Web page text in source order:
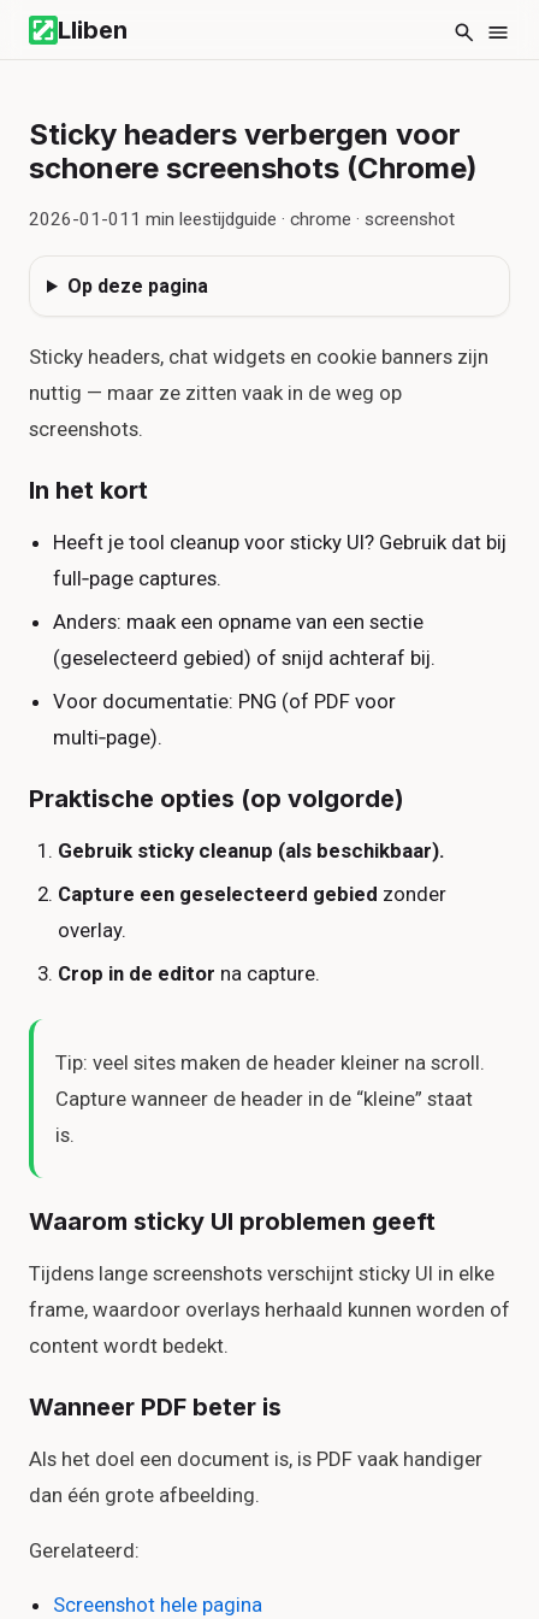
Lliben
Sticky headers verbergen voor
schonere screenshots (Chrome)
2026-01-01 1 min leestijdguide · chrome · screenshot
Op deze pagina
Sticky headers, chat widgets en cookie banners zijn
nuttig — maar ze zitten vaak in de weg op
screenshots.
In het kort
Heeft je tool cleanup voor sticky UI? Gebruik dat bij
full‑page captures.
Anders: maak een opname van een sectie
(geselecteerd gebied) of snijd achteraf bij.
Voor documentatie: PNG (of PDF voor
multi‑page).
Praktische opties (op volgorde)
Gebruik sticky cleanup (als beschikbaar).
Capture een geselecteerd gebied zonder
overlay.
Crop in de editor na capture.
Tip: veel sites maken de header kleiner na scroll.
Capture wanneer de header in de “kleine” staat
is.
Waarom sticky UI problemen geeft
Tijdens lange screenshots verschijnt sticky UI in elke
frame, waardoor overlays herhaald kunnen worden of
content wordt bedekt.
Wanneer PDF beter is
Als het doel een document is, is PDF vaak handiger
dan één grote afbeelding.
Gerelateerd:
Screenshot hele pagina